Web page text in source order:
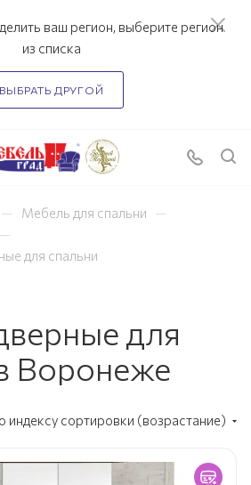
ваш регион, выберите регион
из списка
ВЫБРАТЬ ДРУГОЙ
— Мебель для спальни —
—
для спальни
для
Воронеже
индексу сортировки (возрастание)